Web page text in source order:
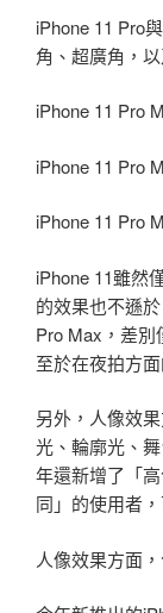
iPhone 11 Pro
角、超廣角，
iPhone 11 Pro
iPhone 11 Pro
iPhone 11 Pro
iPhone 11雖然
的效果也不遜
Pro Max，差別
至於在夜拍方
另外，人像效
光、輪廓光、
年還新增了「
同」的使用者
人像效果方面